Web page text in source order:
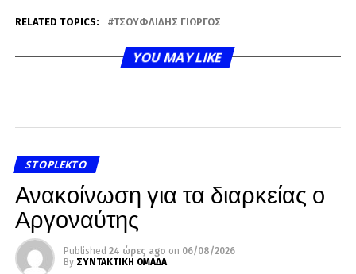
RELATED TOPICS: ΤΣΟΥΦΛΊΔΗΣ ΓΙΏΡΓΟΣ
YOU MAY LIKE
STOPLEKTO
Ανακοίνωση για τα διαρκείας ο
Αργοναύτης
Published 24 ώρες ago on 06/08/2026
By ΣΥΝΤΑΚΤΙΚΗ ΟΜΑΔΑ